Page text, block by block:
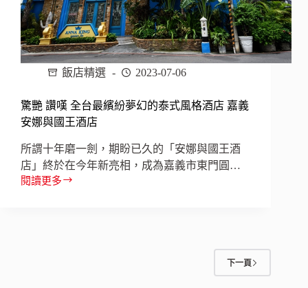
轉
型
飯店精選 2023-07-06
驚艷 讚嘆 全台最繽紛夢幻的泰式風格酒店 嘉義
安娜與國王酒店
所謂十年磨一劍，期盼已久的「安娜與國王酒
店」終於在今年新亮相，成為嘉義市東門圓…
閱讀更多
驚
下一頁